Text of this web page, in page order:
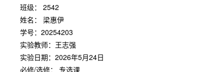
班级： 2542
姓名： 梁惠伊
学号：20254203
实验教师：王志强
实验日期：2026年5月24日
必修/选修： 专选课